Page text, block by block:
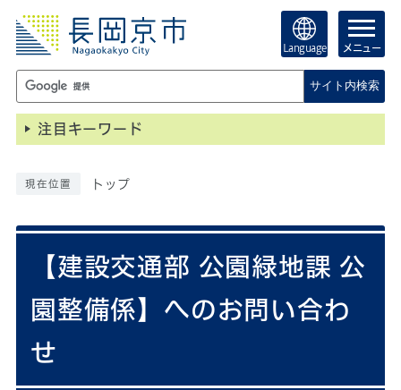
Language メニュー
サイト内検索
注目キーワード
現在位置 トップ
【建設交通部 公園緑地課 公
園整備係】へのお問い合わ
せ